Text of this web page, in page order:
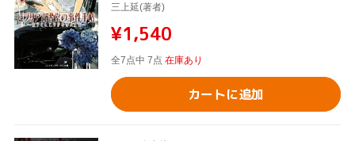
三上延(著者)
¥1,540
全7点中 7点 在庫あり
カートに追加